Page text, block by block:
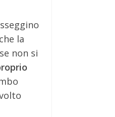
la
non si